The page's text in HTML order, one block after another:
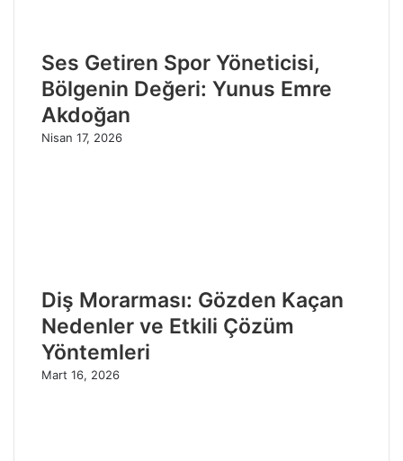
Ses Getiren Spor Yöneticisi,
Bölgenin Değeri: Yunus Emre
Akdoğan
Nisan 17, 2026
Diş Morarması: Gözden Kaçan
Nedenler ve Etkili Çözüm
Yöntemleri
Mart 16, 2026